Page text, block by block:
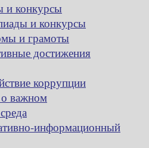
и конкурсы
и конкурсы
и грамоты
достижения
коррупции
важном
информационный